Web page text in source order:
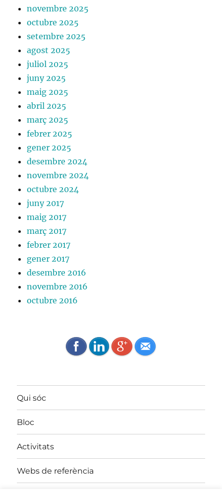
novembre 2025
octubre 2025
setembre 2025
agost 2025
juliol 2025
juny 2025
maig 2025
abril 2025
març 2025
febrer 2025
gener 2025
desembre 2024
novembre 2024
octubre 2024
juny 2017
maig 2017
març 2017
febrer 2017
gener 2017
desembre 2016
novembre 2016
octubre 2016
Qui sóc
Bloc
Activitats
Webs de referència